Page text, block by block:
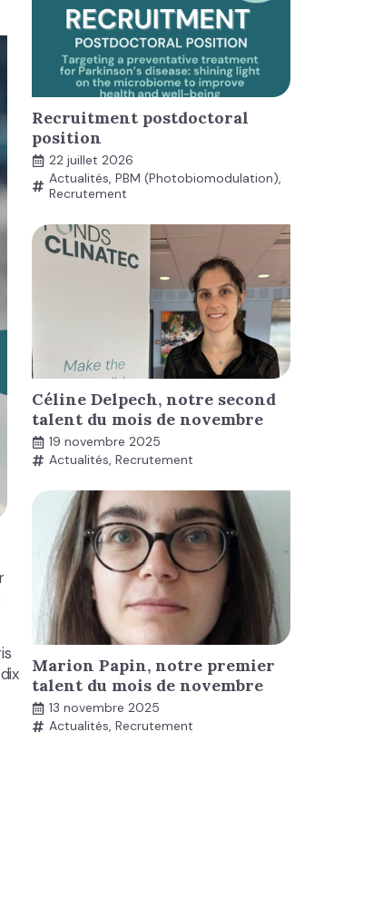
Recruitment postdoctoral
position
22 juillet 2026
Actualités, PBM (Photobiomodulation),
Recrutement
Céline Delpech, notre second
talent du mois de novembre
19 novembre 2025
Actualités, Recrutement
Marion Papin, notre premier
talent du mois de novembre
13 novembre 2025
Actualités, Recrutement